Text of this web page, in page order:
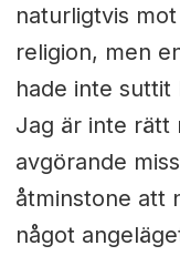
naturligtvis
religion, men
hade inte suttit
Jag är inte rätt
avgörande
åtminstone att
något